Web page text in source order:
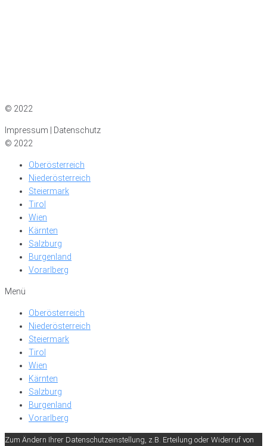
© 2022
Impressum | Datenschutz
© 2022
Oberösterreich
Niederösterreich
Steiermark
Tirol
Wien
Kärnten
Salzburg
Burgenland
Vorarlberg
Menü
Oberösterreich
Niederösterreich
Steiermark
Tirol
Wien
Kärnten
Salzburg
Burgenland
Vorarlberg
Zum Ändern Ihrer Datenschutzeinstellung, z.B. Erteilung oder Widerruf von